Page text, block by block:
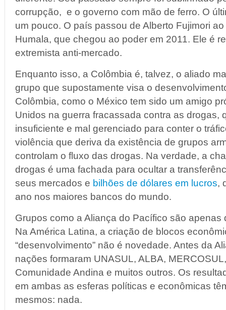
corrupção, e o governo com mão de ferro. O
um pouco. O país passou de Alberto Fujimori
Humala, que chegou ao poder em 2011. Ele é
extremista anti-mercado.
Enquanto isso, a Colômbia é, talvez, o aliado
grupo que supostamente visa o
Colômbia, como o México tem sido um amigo
Unidos na guerra fracassada contra as drogas,
insuficiente e mal gerenciado para conter o
violência que deriva da existência de grupos
controlam o fluxo das drogas. Na verdade, a
drogas é uma fachada para ocultar a
seus mercados e bilhões de dólares em lucros,
ano nos maiores bancos do mundo.
Grupos como a Aliança do Pacífico são apenas
Na América Latina, a criação de blocos
“desenvolvimento” não é novedade. Antes da
nações formaram UNASUL, ALBA,
Comunidade Andina e muitos outros. Os
em ambas as esferas políticas e econômicas
mesmos: nada.